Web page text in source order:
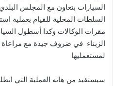
السيارات بتعاون مع المجلس
السلطات المحلية للقيام بعملية
مقرات الوكالات وكدا أسطول
الزبناء في ضروف جيدة مع
لمستعمليها